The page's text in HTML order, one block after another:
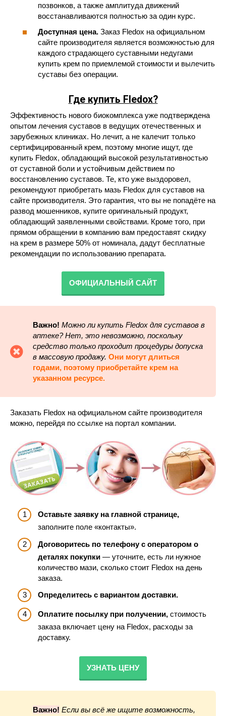
позвонков, а также амплитуда движений
восстанавливаются полностью за один курс.
Доступная цена. Заказ Fledox на официальном
сайте производителя является возможностью для
каждого страдающего суставными недугами
купить крем по приемлемой стоимости и вылечить
суставы без операции.
Где купить Fledox?
Эффективность нового биокомплекса уже подтверждена
опытом лечения суставов в ведущих отечественных и
зарубежных клиниках. Но лечит, а не калечит только
сертифицированный крем, поэтому многие ищут, где
купить Fledox, обладающий высокой результативностью
от суставной боли и устойчивым действием по
восстановлению суставов. Те, кто уже выздоровел,
рекомендуют приобретать мазь Fledox для суставов на
сайте производителя. Это гарантия, что вы не попадёте на
развод мошенников, купите оригинальный продукт,
обладающий заявленными свойствами. Кроме того, при
прямом обращении в компанию вам предоставят скидку
на крем в размере 50% от номинала, дадут бесплатные
рекомендации по использованию препарата.
ОФИЦИАЛЬНЫЙ САЙТ
Важно! Можно ли купить Fledox для суставов в
аптеке? Нет, это невозможно, поскольку
средство только проходит процедуры допуска
в массовую продажу. Они могут длиться
годами, поэтому приобретайте крем на
указанном ресурсе.
Заказать Fledox на официальном сайте производителя
можно, перейдя по ссылке на портал компании.
Оставьте заявку на главной странице,
заполните поле «контакты».
Договоритесь по телефону с оператором о
деталях покупки — уточните, есть ли нужное
количество мази, сколько стоит Fledox на день
заказа.
Определитесь с вариантом доставки.
Оплатите посылку при получении, стоимость
заказа включает цену на Fledox, расходы за
доставку.
УЗНАТЬ ЦЕНУ
Важно! Если вы всё же ищите возможность,